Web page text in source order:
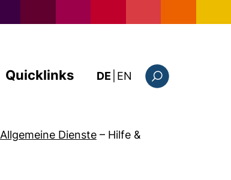
Quicklinks DE EN : this page in
Allgemeine Dienste – Hilfe &